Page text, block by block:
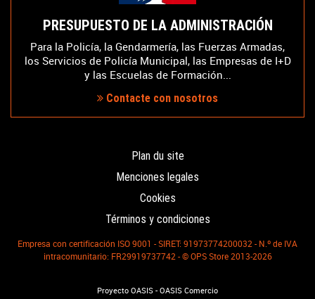
PRESUPUESTO DE LA ADMINISTRACIÓN
Para la Policía, la Gendarmería, las Fuerzas Armadas,
los Servicios de Policía Municipal, las Empresas de I+D
y las Escuelas de Formación...
Contacte con nosotros
Plan du site
Menciones legales
Cookies
Términos y condiciones
Empresa con certificación ISO 9001 - SIRET: 91973774200032 - N.º de IVA
intracomunitario: FR29919737742 - © OPS Store 2013-2026
Proyecto OASIS - OASIS Comercio